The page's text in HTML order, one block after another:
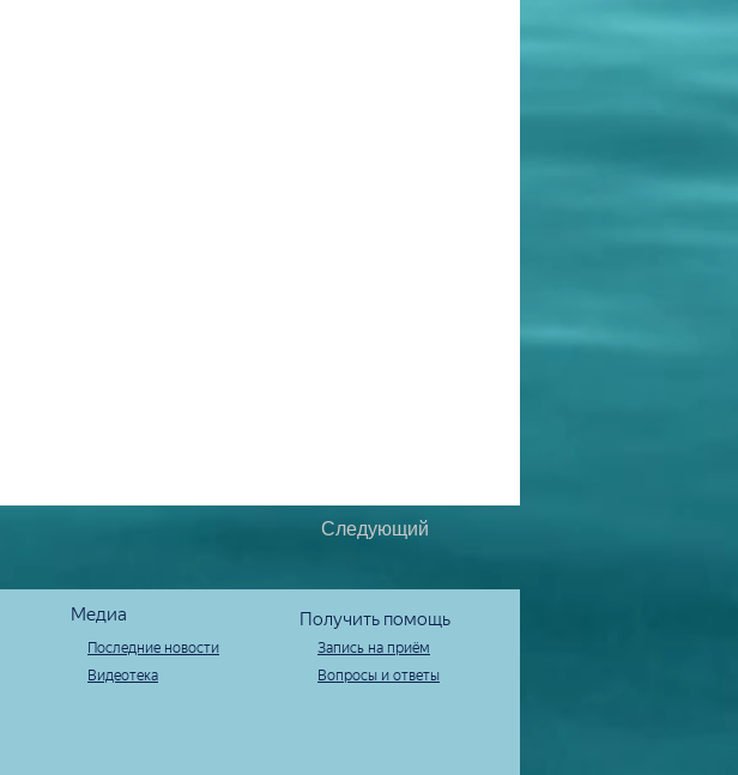
Следующий
Медиа
Последние новости
Видеотека
Получить помощь
Запись на приём
Вопросы и ответы